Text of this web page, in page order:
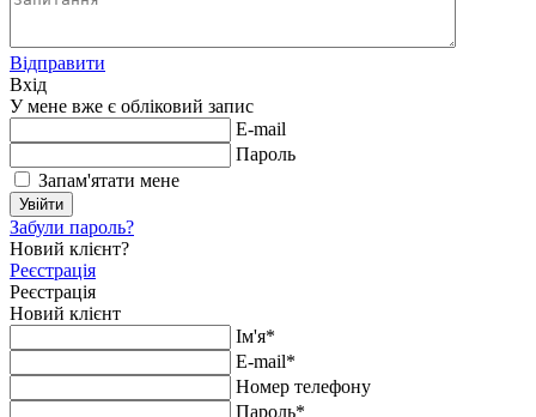
Відправити
Вхід
У мене вже є обліковий запис
E-mail
Пароль
Запам'ятати мене
Увійти
Забули пароль?
Новий клієнт?
Реєстрація
Реєстрація
Новий клієнт
Ім'я*
E-mail*
Номер телефону
Пароль*